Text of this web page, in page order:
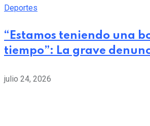
Deportes
“Estamos teniendo una
tiempo”: La grave
julio 24, 2026